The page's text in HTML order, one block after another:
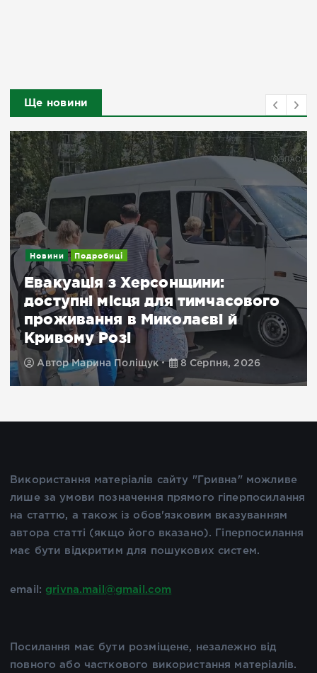
Ще новини
Новини Подробиці
Евакуація з Херсонщини:
доступні місця для тимчасового
проживання в Миколаєві й
Кривому Розі
АвторМарина Поліщук 8 Серпня, 2026
Використання матеріалів сайту "Гривна" можливе
лише за умови позначення прямого гіперпосилання
на статтю, а також із обов'язковим вказуванням
автора статті (якщо його вказано). Гіперпосилання
має бути відкритим для пошукових систем.
email: grivna.mail@gmail.com
Посилання має бути розміщене, незалежно від
повного або часткового використання матеріалів.